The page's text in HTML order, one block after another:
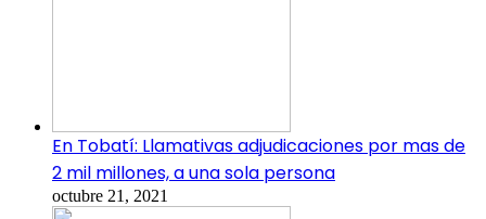
En Tobatí: Llamativas adjudicaciones por mas de
2 mil millones, a una sola persona
octubre 21, 2021